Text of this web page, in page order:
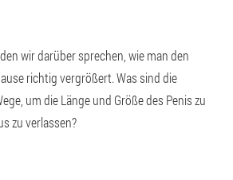
wir darüber sprechen, wie man den
richtig vergrößert. Was sind die
um die Länge und Größe des Penis zu
zu verlassen?